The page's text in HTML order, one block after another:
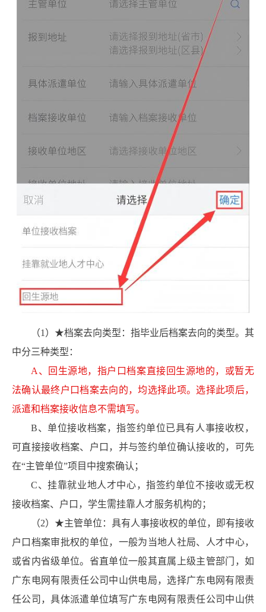
（1）★档案去向类型：指毕业后档案去向的类型。其
中分三种类型：
A、回生源地，指户口档案直接回生源地的，或暂无
法确认最终户口档案去向的，均选择此项。选择此项后，
派遣和档案接收信息不需填写。
B、单位接收档案，指签约单位已具有人事接收权，
可直接接收档案、户口，并与签约单位确认接收的，可先
在“主管单位”项目中搜索确认；
C、挂靠就业地人才中心，指签约单位不接收或无权
接收档案、户口，学生需挂靠人才服务机构的；
（2）★主管单位：具有人事接收权的单位，即有接收
户口档案审批权的单位，一般为当地人社局、人才中心，
或省内省级单位。省直单位一般其直属上级主管部门，如
广东电网有限责任公司中山供电局，选择广东电网有限责
任公司，具体派遣单位填写广东电网有限责任公司中山供